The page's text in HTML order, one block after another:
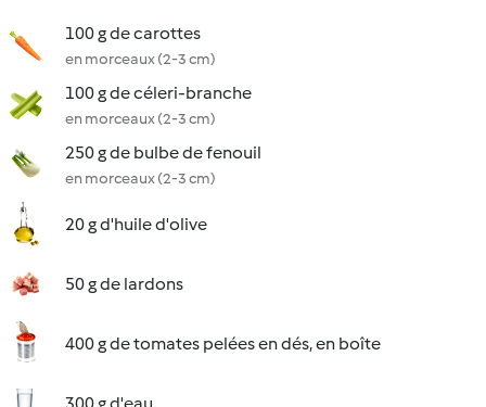
100 g de carottes
en morceaux (2-3 cm)
100 g de céleri-branche
en morceaux (2-3 cm)
250 g de bulbe de fenouil
en morceaux (2-3 cm)
20 g d'huile d'olive
50 g de lardons
400 g de tomates pelées en dés, en boîte